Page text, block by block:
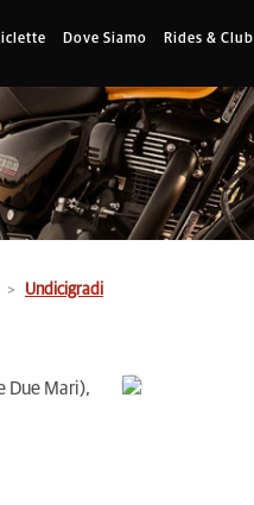
Dove Siamo Rides & Club
Undicigradi
Due Mari),